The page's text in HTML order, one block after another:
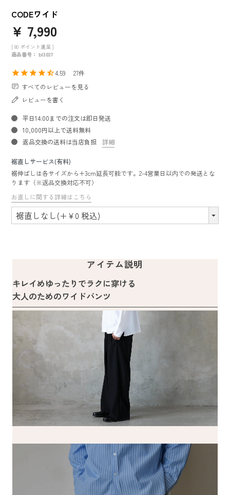
CODEワイド
¥ 7,990
[ 80 ポイント進呈 ]
商品番号
bl3037
4.59
27
すべてのレビューを見る
レビューを書く
平日14:00までの注文は即日発送
10,000円以上で送料無料
返品交換の送料は当店負担
詳細
裾直しサービス(有料)
裾伸ばしは各サイズから+3cm延長可能です。2-4営業日以内での発送とな
ります（※返品交換対応不可）
お直しに関する詳細はこちら
アイテム説明
キレイめゆったりでラクに穿ける
大人のためのワイドパンツ